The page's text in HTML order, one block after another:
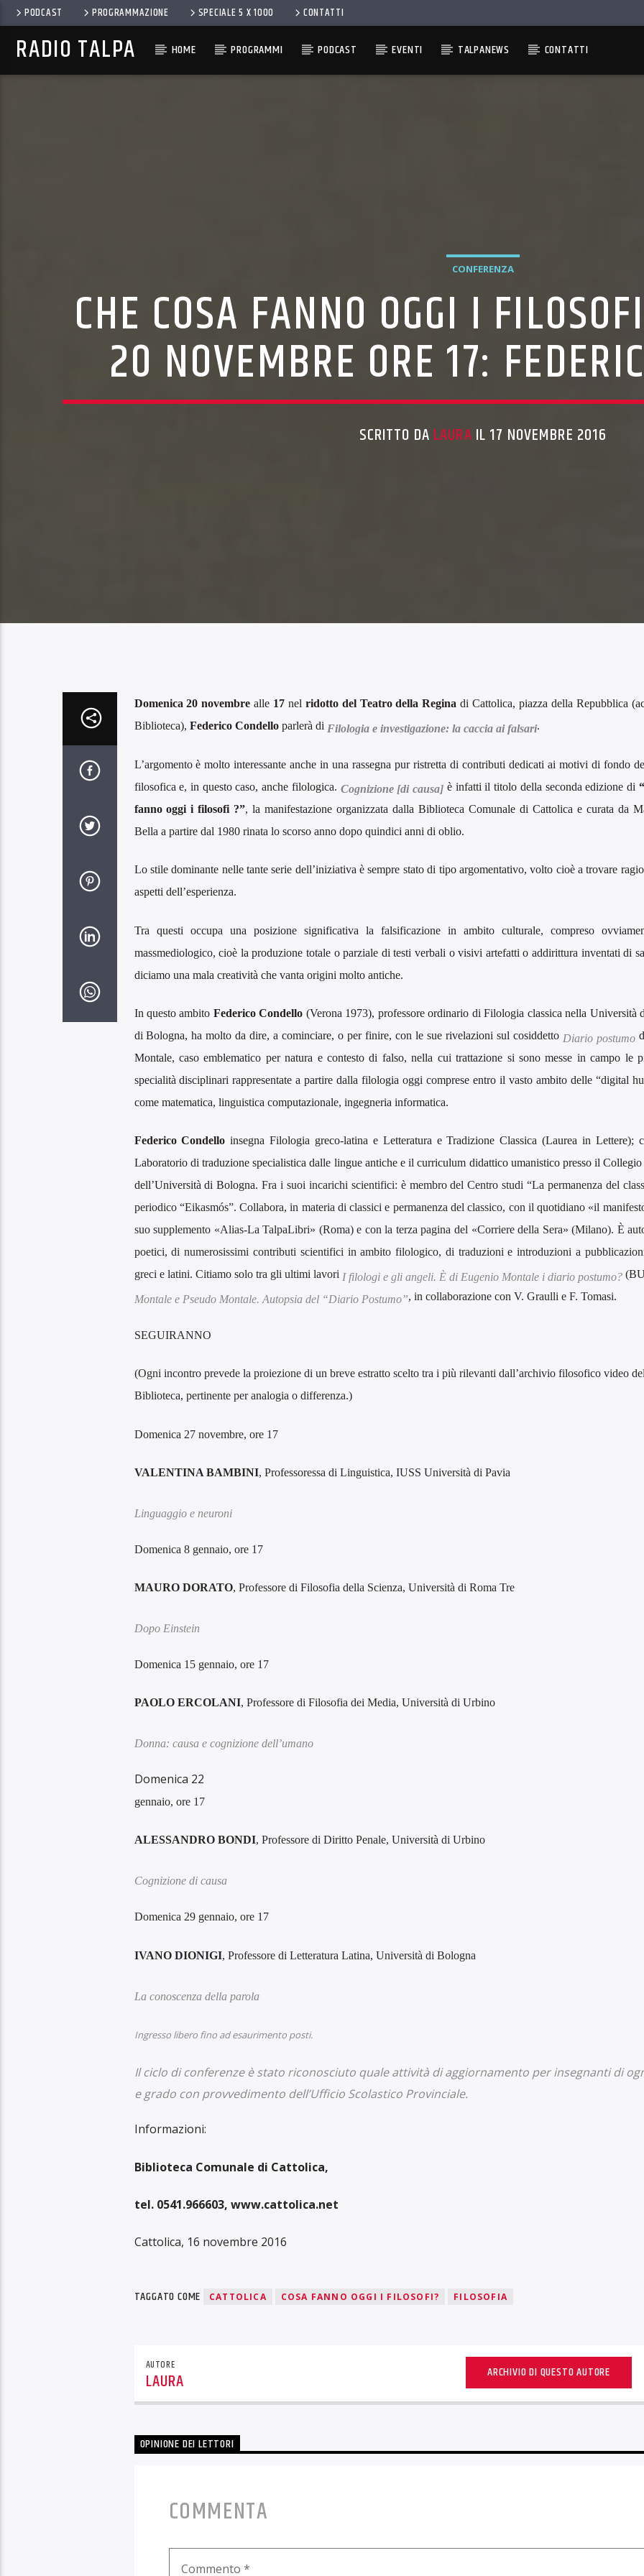
PODCAST PROGRAMMAZIONE SPECIALE 5 X 1000 CONTATTI
RADIO TALPA HOME PROGRAMMI PODCAST EVENTI TALPANEWS CONTATTI
CONFERENZA
CHE COSA FANNO OGGI I
20 NOVEMBRE ORE 17:
SCRITTO DA LAURA IL 17 NOVEMBRE 2016
Domenica 20 novembrealle 17 nel ridotto del Teatro della Reginadi Cattolica, piazza della Repubblica
Biblioteca), Federico Condello parlerà di Filologia e investigazione: la caccia ai falsari.
L’argomento è molto interessante anche in una rassegna pur ristretta di contributi dedicati ai motivi di fondo
filosofica e, in questo caso, anche filologica. Cognizione [di causa] è infatti il titolo della seconda edizione di
fanno oggi i filosofi ?”, la manifestazione organizzata dalla Biblioteca Comunale di Cattolica e curata da
Bella a partire dal 1980 rinata lo scorso anno dopo quindici anni di oblio.
Lo stile dominante nelle tante serie dell’iniziativa è sempre stato di tipo argomentativo, volto cioè a trovare
aspetti dell’esperienza.
Tra questi occupa una posizione significativa la falsificazione in ambito culturale, compreso
massmediologico, cioè la produzione totale o parziale di testi verbali o visivi artefatti o addirittura inventati di
diciamo una mala creatività che vanta origini molto antiche.
In questo ambito Federico Condello (Verona 1973), professore ordinario di Filologia classica nella Università
di Bologna, ha molto da dire, a cominciare, o per finire, con le sue rivelazioni sul cosiddetto Diario postumo
Montale, caso emblematico per natura e contesto di falso, nella cui trattazione si sono messe in campo le
specialità disciplinari rappresentate a partire dalla filologia oggi comprese entro il vasto ambito delle “digital
come matematica, linguistica computazionale, ingegneria informatica.
Federico Condelloinsegna Filologia greco-latina e Letteratura e Tradizione Classica (Laurea in Lettere);
Laboratorio di traduzione specialistica dalle lingue antiche e il curriculum didattico umanistico presso il
dell’Università di Bologna.Fra i suoi incarichi scientifici: è membro del Centro studi “La permanenza del
periodico “Eikasmós”. Collabora, in materia di classici e permanenza del classico, con il quotidiano «il
suo supplemento «Alias-La TalpaLibri» (Roma) e con la terza pagina del «Corriere della Sera» (Milano). È
poetici, di numerosissimi contributi scientifici in ambito filologico, di traduzioni e introduzioni a
greci e latini. Citiamo solo tra gli ultimi lavori I filologi e gli angeli. È di Eugenio Montale i diario postumo?
Montale e Pseudo Montale. Autopsia del “Diario Postumo”, in collaborazione con V. Graulli e F. Tomasi.
SEGUIRANNO
(Ogni incontro prevede la proiezione di un breve estratto scelto tra i più rilevanti dall’archivio filosofico video
Biblioteca, pertinente per analogia o differenza.)
Domenica 27 novembre, ore 17
VALENTINA BAMBINI, Professoressa di Linguistica, IUSS Università di Pavia
Linguaggio e neuroni
Domenica 8 gennaio, ore 17
MAURO DORATO, Professore di Filosofia della Scienza, Università di Roma Tre
Dopo Einstein
Domenica 15 gennaio, ore 17
PAOLO ERCOLANI, Professore di Filosofia dei Media, Università di Urbino
Donna: causa e cognizione dell’umano
Domenica 22
gennaio, ore 17
ALESSANDRO BONDI, Professore di Diritto Penale, Università di Urbino
Cognizione di causa
Domenica 29 gennaio, ore 17
IVANO DIONIGI, Professore di Letteratura Latina, Università di Bologna
La conoscenza della parola
Ingresso libero fino ad esaurimento posti.
Il ciclo di conferenze è stato riconosciuto quale attività di aggiornamento per insegnanti di
e grado con provvedimento dell’Ufficio Scolastico Provinciale.
Informazioni:
Biblioteca Comunale di Cattolica,
tel. 0541.966603, www.cattolica.net
Cattolica, 16 novembre 2016
TAGGATO COME CATTOLICA COSA FANNO OGGI I FILOSOFI? FILOSOFIA
AUTORE
LAURA ARCHIVIO DI QUESTO AUTORE
OPINIONE DEI LETTORI
COMMENTA